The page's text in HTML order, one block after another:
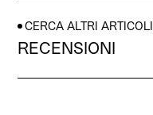
CERCA ALTRI ARTICOLI
RECENSIONI